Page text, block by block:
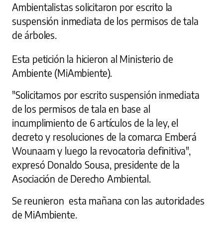
Ambientalistas solicitaron por escrito la
suspensión inmediata de los permisos de tala
de árboles.
Esta petición la hicieron al Ministerio de
Ambiente (MiAmbiente).
"Solicitamos por escrito suspensión inmediata
de los permisos de tala en base al
incumplimiento de 6 artículos de la ley, el
decreto y resoluciones de la comarca Emberá
Wounaam y luego la revocatoria definitiva",
expresó Donaldo Sousa, presidente de la
Asociación de Derecho Ambiental.
Se reunieron esta mañana con las autoridades
de MiAmbiente.